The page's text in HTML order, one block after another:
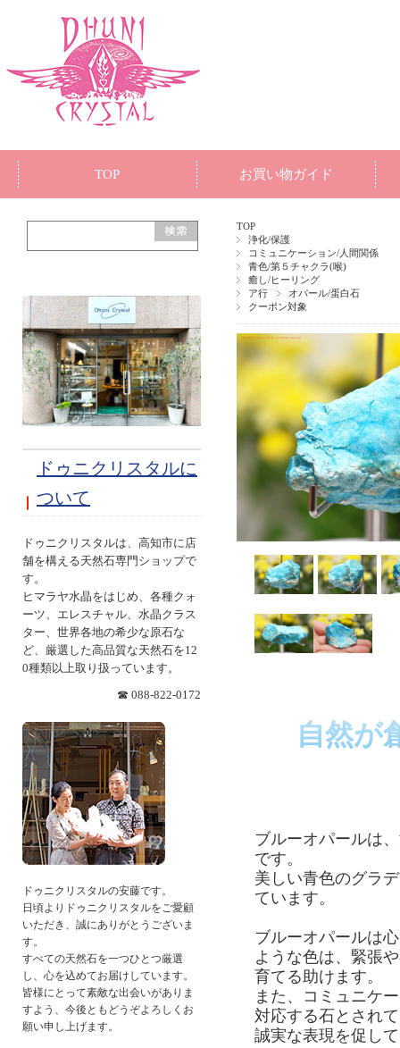
TOP お買い物ガイド
TOP
浄化/保護
コミュニケーション/人間関係
青色/第５チャクラ(喉)
癒し/ヒーリング
ア行
オパール/蛋白石
クーポン対象
自然が
ブルーオパールは
です。
美しい青色のグラ
ています。
ブルーオパールは
ような色は、緊張
育てる助けます。
また、コミュニケ
対応する石とされ
誠実な表現を促し
ドゥニクリスタルに
ついて
ドゥニクリスタルは、高知市に店
舗を構える天然石専門ショップで
す。
ヒマラヤ水晶をはじめ、各種クォ
ーツ、エレスチャル、水晶クラス
ター、世界各地の希少な原石な
ど、厳選した高品質な天然石を12
0種類以上取り扱っています。
☎ 088-822-0172
ドゥニクリスタルの安藤です。
日頃よりドゥニクリスタルをご愛顧
いただき、誠にありがとうございま
す。
すべての天然石を一つひとつ厳選
し、心を込めてお届けしています。
皆様にとって素敵な出会いがありま
すよう、今後ともどうぞよろしくお
願い申し上げます。